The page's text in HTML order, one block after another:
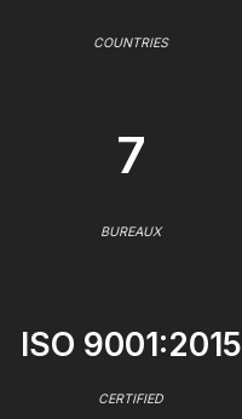
COUNTRIES
7
BUREAUX
ISO 9001:2015
CERTIFIED